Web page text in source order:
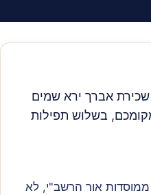
אברך ירא שמים
בשלוש תפילות
אור הרשב"י, לא